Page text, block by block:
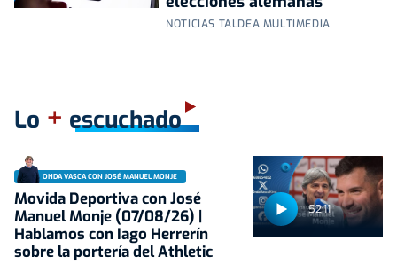
NOTICIAS TALDEA MULTIMEDIA
Lo + escuchado
52:11
ONDA VASCA CON JOSÉ MANUEL MONJE
Movida Deportiva con José
Manuel Monje (07/08/26) |
Hablamos con Iago Herrerín
sobre la portería del Athletic